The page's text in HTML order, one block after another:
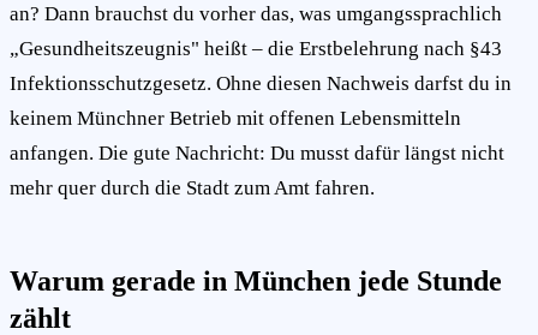
an? Dann brauchst du vorher das, was umgangssprachlich
„Gesundheitszeugnis" heißt – die Erstbelehrung nach §43
Infektionsschutzgesetz. Ohne diesen Nachweis darfst du in
keinem Münchner Betrieb mit offenen Lebensmitteln
anfangen. Die gute Nachricht: Du musst dafür längst nicht
mehr quer durch die Stadt zum Amt fahren.
Warum gerade in München jede Stunde
zählt